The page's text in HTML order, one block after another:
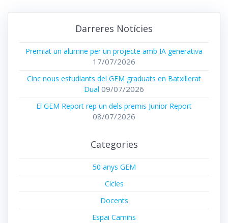
Darreres Notícies
Premiat un alumne per un projecte amb IA generativa
17/07/2026
Cinc nous estudiants del GEM graduats en Batxillerat
Dual 09/07/2026
El GEM Report rep un dels premis Junior Report
08/07/2026
Categories
50 anys GEM
Cicles
Docents
Espai Camins